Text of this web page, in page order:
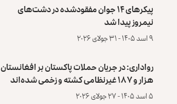
پیکرهای ۱۴ جوان مفقودشده در دشت‌های
نیمروز پیدا شد
۹ اسد ۱۴۰۵ - ۳۱ جولای ۲۰۲۶
رواداری: در جریان حملات پاکستان بر افغانستان
هزار و ۱۸۷ غیرنظامی کشته و زخمی شده‌اند
۵ اسد ۱۴۰۵ - ۲۷ جولای ۲۰۲۶